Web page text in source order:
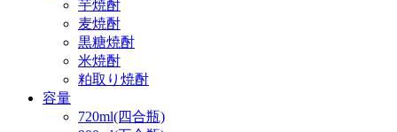
芋焼酎
麦焼酎
黒糖焼酎
米焼酎
粕取り焼酎
容量
720ml(四合瓶)